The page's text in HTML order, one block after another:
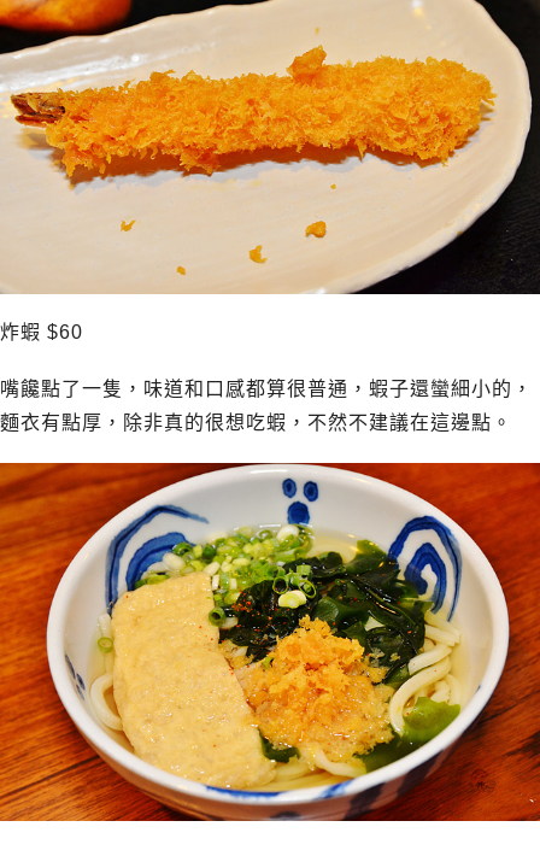
炸蝦 $60
嘴饞點了一隻，味道和口感都算很普通，蝦子還蠻細小的，
麵衣有點厚，除非真的很想吃蝦，不然不建議在這邊點。